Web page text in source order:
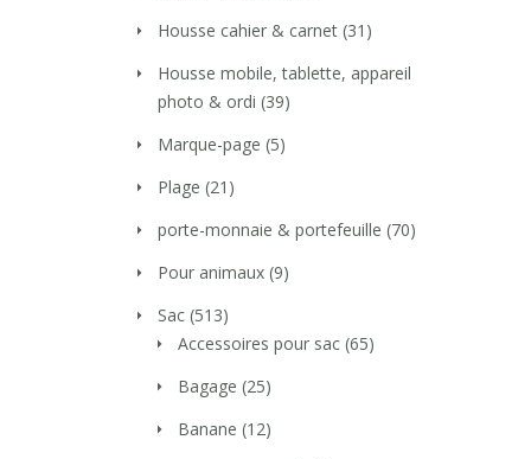
Housse cahier & carnet (31)
Housse mobile, tablette, appareil
photo & ordi (39)
Marque-page (5)
Plage (21)
porte-monnaie & portefeuille (70)
Pour animaux (9)
Sac (513)
Accessoires pour sac (65)
Bagage (25)
Banane (12)